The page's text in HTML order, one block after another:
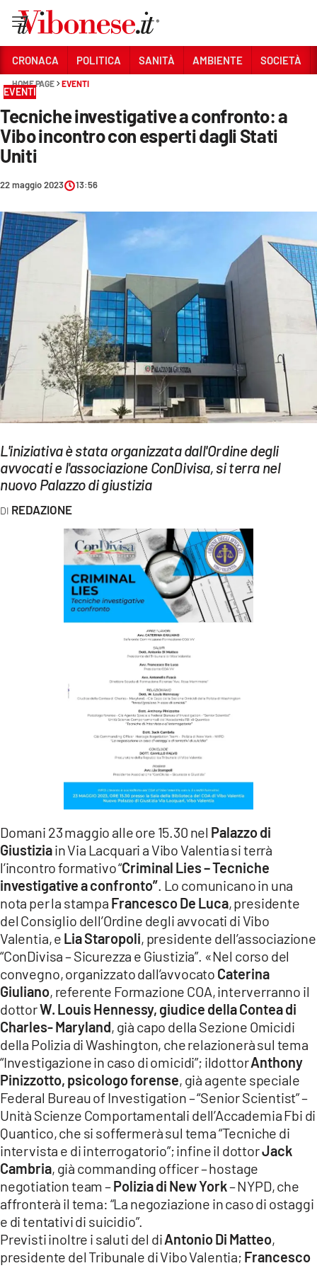
Sezioni
CRONACA
POLITICA
SOCIETÀ
CULTURA
ECONOMIA E LAVORO
EVENTI
SPORT
Streaming
LAC TV
LAC NETWORK
LAC ONAIR
LACONAIR.IT
ILREGGINO.IT
COSENZACHANNEL.IT
CATANZAROCHANNEL.IT
LACAPITALENEWS.IT
App
ANDROID
APPLE
CRONACA POLITICA SANITÀ AMBIENTE SOCIETÀ
HOME PAGE EVENTI
EVENTI
Tecniche investigative a confronto: a
Vibo incontro con esperti dagli Stati
Uniti
22 maggio 2023 13:56
L'iniziativa è stata organizzata dall'Ordine degli
avvocati e l'associazione ConDivisa, si terra nel
nuovo Palazzo di giustizia
REDAZIONE
Domani 23 maggio alle ore 15.30 nel Palazzo di
Giustiziain Via Lacquari a Vibo Valentia si terrà
l’incontro formativo “Criminal Lies – Tecniche
investigative a confronto”. Lo comunicano in una
nota per la stampa Francesco De Luca, presidente
del Consiglio dell’Ordine degli avvocati di Vibo
Valentia, e Lia Staropoli, presidente dell’associazione
“ConDivisa – Sicurezza e Giustizia”. «Nel corso del
convegno, organizzato dall’avvocato Caterina
Giuliano, referente Formazione COA, interverranno il
dottorW. Louis Hennessy, giudice della Contea di
Charles- Maryland, già capo della Sezione Omicidi
della Polizia di Washington, che relazionerà sul tema
“Investigazione in caso di omicidi”; ildottorAnthony
Pinizzotto, psicologo forense, già agente speciale
Federal Bureau of Investigation – “Senior Scientist” –
Unità Scienze Comportamentali dell’Accademia Fbi di
Quantico, che si soffermerà sul tema “Tecniche di
intervista e di interrogatorio”; infine il dottorJack
Cambria, già commanding officer – hostage
negotiation team –Polizia di New York– NYPD, che
affronterà il tema: “La negoziazione in caso di ostaggi
e di tentativi di suicidio”.
Previsti inoltre i saluti del diAntonio Di Matteo,
presidente del Tribunale di Vibo Valentia; Francesco